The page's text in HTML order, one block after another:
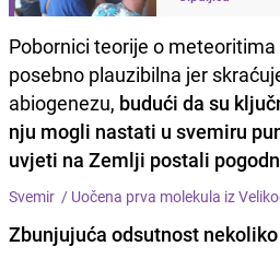
Pobornici teorije o
posebno plauzibilna jer
abiogenezu, budući da su
nju mogli nastati u svemiru
uvjeti na Zemlji postali
Svemir / Uočena prva molekula iz
Zbunjujuća odsutnost